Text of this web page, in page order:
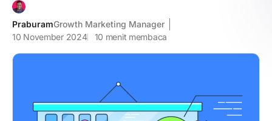
PraburamGrowth Marketing Manager
10 November 2024
10 menit membaca